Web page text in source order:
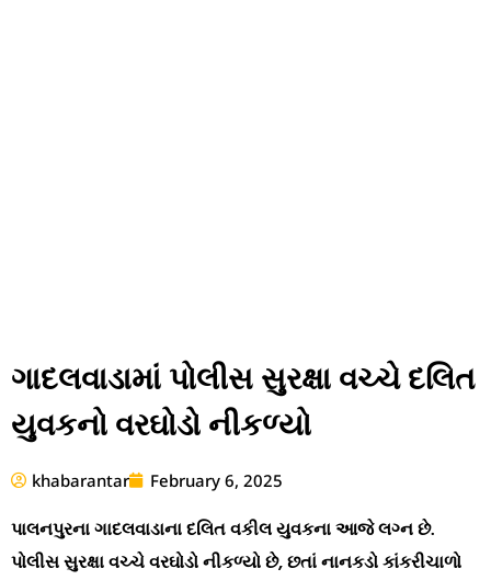
ગાદલવાડામાં પોલીસ સુરક્ષા વચ્ચે દલિત
યુવકનો વરઘોડો નીકળ્યો
khabarantar February 6, 2025
પાલનપુરના ગાદલવાડાના દલિત વકીલ યુવકના આજે લગ્ન છે.
પોલીસ સુરક્ષા વચ્ચે વરઘોડો નીકળ્યો છે, છતાં નાનકડો કાંકરીચાળો